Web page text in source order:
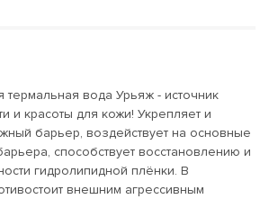
термальная вода Урьяж - источник
и красоты для кожи! Укрепляет и
барьер, воздействует на основные
способствует восстановлению и
гидролипидной плёнки. В
внешним агрессивным